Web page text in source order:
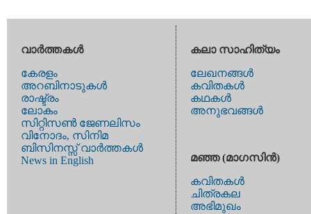
വാര്‍ത്തകള്‍
കേരളം
അറബിനാടുകള്‍
രാഷ്ട്രം
ലോകം
സിറ്റിസണ്‍ ജേണലിസം
വിനോദം, സിനിമ
ബിസിനസ്സ് വാര്‍ത്തകള്‍
News in English
കലാ സാഹിത്യം
ലേഖനങ്ങള്‍
കവിതകള്‍
കഥകള്‍
അനുഭവങ്ങള്‍
മഞ്ഞ (മാഗസിന്‍)
കവിതകള്‍
ചിത്രകല
അഭിമുഖം